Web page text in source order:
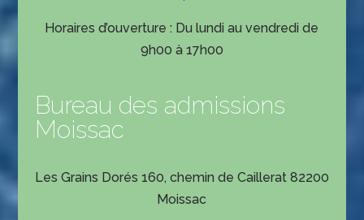
Horaires d’ouverture : Du lundi au vendredi de
9h00 à 17h00
Bureau des admissions
Moissac
Les Grains Dorés 160, chemin de Caillerat 82200
Moissac